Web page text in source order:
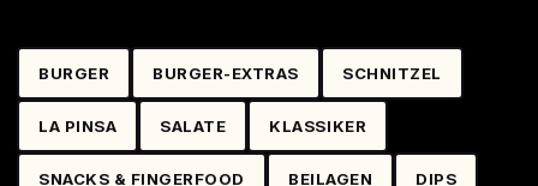
BURGER BURGER-EXTRAS SCHNITZEL
LA PINSA SALATE KLASSIKER
SNACKS & FINGERFOOD BEILAGEN DIPS